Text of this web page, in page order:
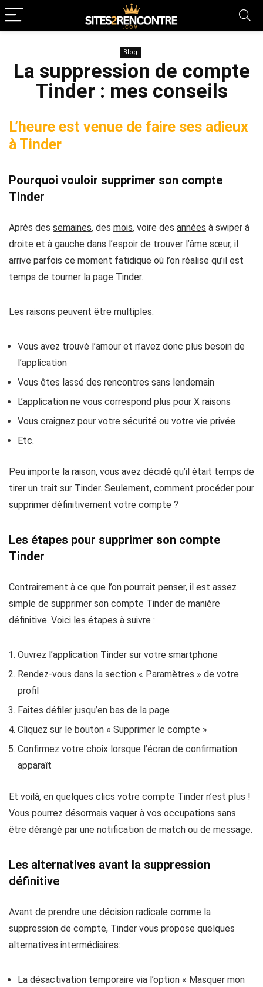
Blog
La suppression de compte
Tinder : mes conseils
L’heure est venue de faire ses adieux
à Tinder
Pourquoi vouloir supprimer son compte
Tinder
Après des semaines, des mois, voire des années à swiper à
droite et à gauche dans l’espoir de trouver l’âme sœur, il
arrive parfois ce moment fatidique où l’on réalise qu’il est
temps de tourner la page Tinder.
Les raisons peuvent être multiples:
Vous avez trouvé l’amour et n’avez donc plus besoin de
l’application
Vous êtes lassé des rencontres sans lendemain
L’application ne vous correspond plus pour X raisons
Vous craignez pour votre sécurité ou votre vie privée
Etc.
Peu importe la raison, vous avez décidé qu’il était temps de
tirer un trait sur Tinder. Seulement, comment procéder pour
supprimer définitivement votre compte ?
Les étapes pour supprimer son compte
Tinder
Contrairement à ce que l’on pourrait penser, il est assez
simple de supprimer son compte Tinder de manière
définitive. Voici les étapes à suivre :
Ouvrez l’application Tinder sur votre smartphone
Rendez-vous dans la section « Paramètres » de votre
profil
Faites défiler jusqu’en bas de la page
Cliquez sur le bouton « Supprimer le compte »
Confirmez votre choix lorsque l’écran de confirmation
apparaît
Et voilà, en quelques clics votre compte Tinder n’est plus !
Vous pourrez désormais vaquer à vos occupations sans
être dérangé par une notification de match ou de message.
Les alternatives avant la suppression
définitive
Avant de prendre une décision radicale comme la
suppression de compte, Tinder vous propose quelques
alternatives intermédiaires:
La désactivation temporaire via l’option « Masquer mon